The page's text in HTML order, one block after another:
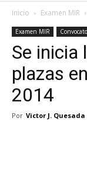
Inicio Examen MIR
Examen MIR
Se inicia
plazas
2014
Por Victor J. Quesada